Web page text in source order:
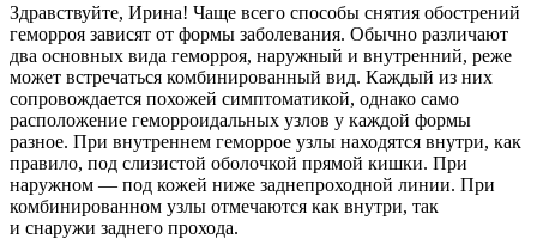
Здравствуйте, Ирина! Чаще всего способы снятия обострений
геморроя зависят от формы заболевания. Обычно различают
два основных вида геморроя, наружный и внутренний, реже
может встречаться комбинированный вид. Каждый из них
сопровождается похожей симптоматикой, однако само
расположение геморроидальных узлов у каждой формы
разное. При внутреннем геморрое узлы находятся внутри, как
правило, под слизистой оболочкой прямой кишки. При
наружном — под кожей ниже заднепроходной линии. При
комбинированном узлы отмечаются как внутри, так
и снаружи заднего прохода.